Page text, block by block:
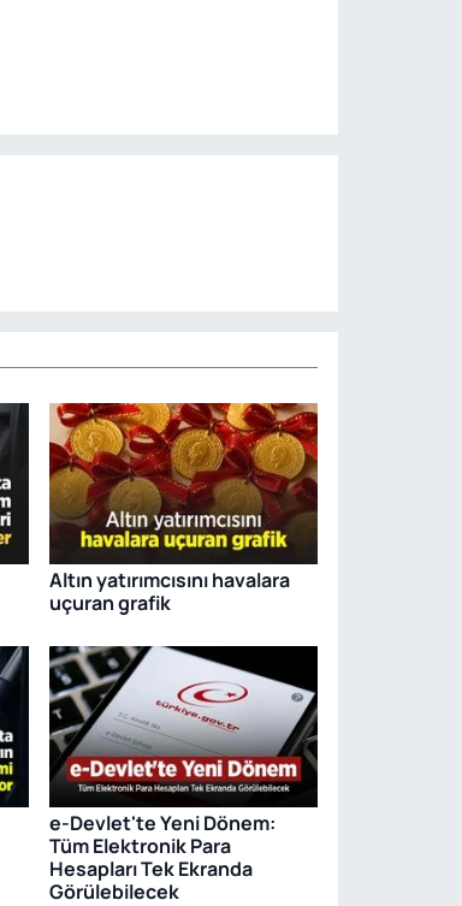
Altın yatırımcısını havalara
uçuran grafik
e-Devlet'te Yeni Dönem:
Tüm Elektronik Para
Hesapları Tek Ekranda
Görülebilecek